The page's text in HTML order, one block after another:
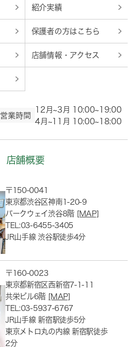
紹介実績
保護者の方はこちら
店舗情報・アクセス
営業時間
12月~3月 10:00~19:00
4月~11月 10:00~18:00
店舗概要
〒150-0041
東京都渋谷区神南1-20-9
パークウェイ渋谷8階 [MAP]
TEL:03-6455-3405
JR山手線 渋谷駅徒歩4分
〒160-0023
東京都新宿区西新宿7-1-11
共栄ビル6階 [MAP]
TEL:03-5937-6767
JR山手線 新宿駅徒歩5分
東京メトロ丸の内線 新宿駅徒歩
2分